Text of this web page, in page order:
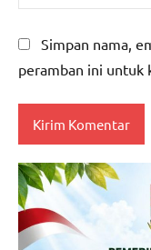
Simpan nama,
peramban ini untuk